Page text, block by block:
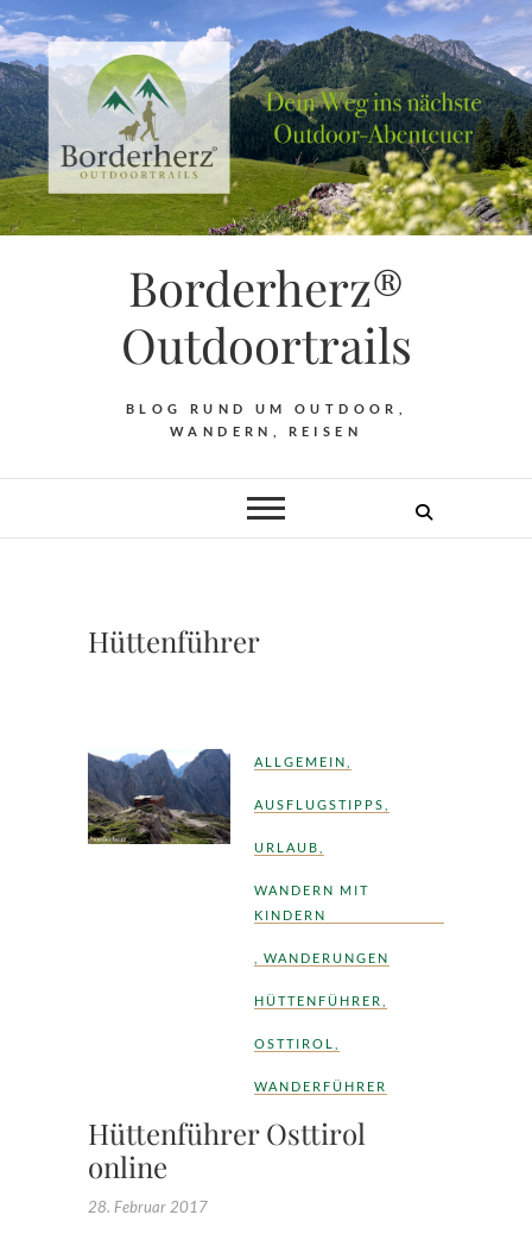
Borderherz®
Outdoortrails
BLOG RUND UM OUTDOOR,
WANDERN, REISEN
Hüttenführer
ALLGEMEIN
AUSFLUGSTIPPS
URLAUB
WANDERN MIT
KINDERN
WANDERUNGEN
HÜTTENFÜHRER
OSTTIROL
WANDERFÜHRER
Hüttenführer Osttirol
online
28. Februar 2017